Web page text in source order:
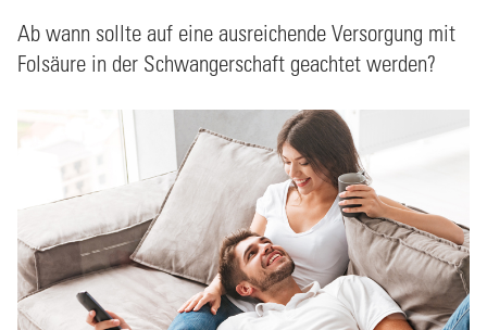
Ab wann sollte auf eine ausreichende Versorgung mit
Folsäure in der Schwangerschaft geachtet werden?